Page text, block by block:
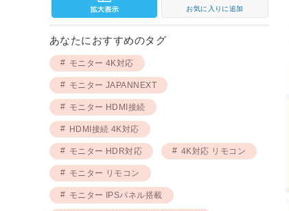
お気に入りに追加
あなたにおすすめのタグ
モニター 4K対応
モニター JAPANNEXT
モニター HDMI接続
HDMI接続 4K対応
モニター HDR対応 4K対応 リモコン
モニター リモコン
モニター IPSパネル搭載